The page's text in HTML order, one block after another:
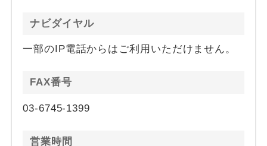
ナビダイヤル
一部のIP電話からはご利用いただけません。
FAX番号
03-6745-1399
営業時間